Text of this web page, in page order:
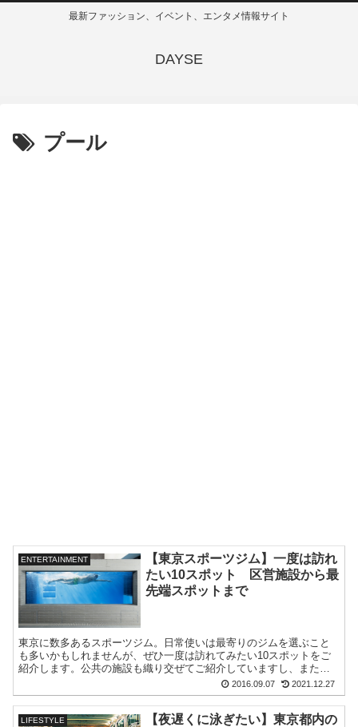
最新ファッション、イベント、エンタメ情報サイト
DAYSE
プール
ENTERTAINMENT
【東京スポーツジム】一度は訪れ
たい10スポット 区営施設から最
先端スポットまで
東京に数多あるスポーツジム。日常使いは最寄りのジムを選ぶこと
も多いかもしれませんが、ぜひ一度は訪れてみたい10スポットをご
紹介します。公共の施設も織り交ぜてご紹介していますし、またど
れも月契約をしなくて良いので、気軽に体験できます。
2016.09.07 2021.12.27
LIFESTYLE
【夜遅くに泳ぎたい】東京都内の